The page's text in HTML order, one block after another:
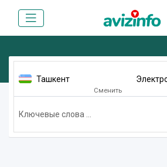
Ташкент
Сменить